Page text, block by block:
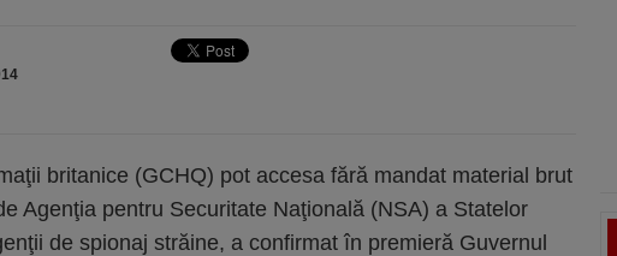
britanice (GCHQ) pot accesa fără mandat material brut
Agenţia pentru Securitate Naţională (NSA) a Statelor
de spionaj străine, a confirmat în premieră Guvernul